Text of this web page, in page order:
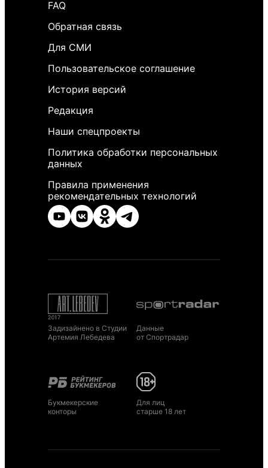
FAQ
Обратная связь
Для СМИ
Пользовательское соглашение
История версий
Редакция
Наши спецпроекты
Политика обработки персональных
данных
Правила применения
рекомендательных технологий
Задизайнено в Студии
Артемия Лебедева
Данные
от Спортрадар
Букмекерские
конторы
Для лиц
старше 18 лет